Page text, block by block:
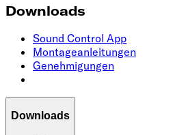
Downloads
Sound Control App
Montageanleitungen
Genehmigungen
Downloads